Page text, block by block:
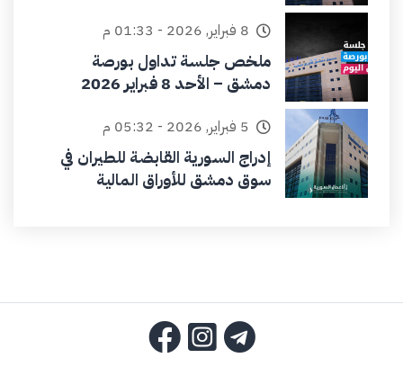
8 فبراير, 2026 - 01:33 م
ملخص جلسة تداول بورصة
دمشق – الأحد 8 فبراير 2026
5 فبراير, 2026 - 05:32 م
إدراج السورية القابضة للطيران في
سوق دمشق للأوراق المالية